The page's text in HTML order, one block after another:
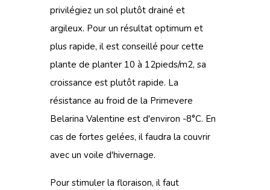
privilégiez un sol plutôt drainé et
argileux. Pour un résultat optimum et
plus rapide, il est conseillé pour cette
plante de planter 10 à 12pieds/m2, sa
croissance est plutôt rapide. La
résistance au froid de la Primevere
Belarina Valentine est d'environ -8°C. En
cas de fortes gelées, il faudra la couvrir
avec un voile d'hivernage.
Pour stimuler la floraison, il faut